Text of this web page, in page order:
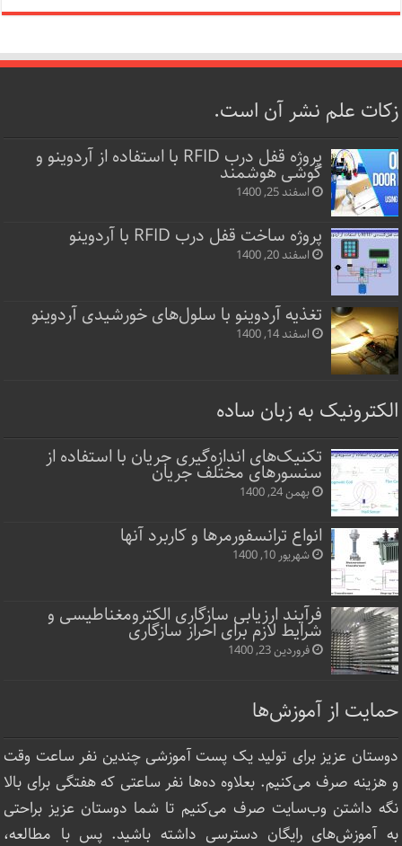
زکات علم نشر آن است.
پروژه قفل‌ درب RFID با استفاده از آردوینو و
گوشی هوشمند
اسفند 25, 1400
پروژه ساخت قفل‌ درب RFID با آردوینو
اسفند 20, 1400
تغذیه آردوینو با سلول‌های خورشیدی آردوینو
اسفند 14, 1400
الکترونیک به زبان ساده
تکنیک‌های اندازه‌گیری جریان با استفاده از
سنسورهای مختلف جریان
بهمن 24, 1400
انواع ترانسفورمرها و کاربرد آنها
شهریور 10, 1400
فرآیند ارزیابی سازگاری الکترومغناطیسی و
شرایط لازم برای احراز سازگاری
فروردین 23, 1400
حمایت از آموزش‌ها
دوستان عزیز برای تولید یک پست آموزشی چندین نفر ساعت‌ وقت
و هزینه صرف می‌کنیم. بعلاوه ده‌ها نفر ساعتی که هفتگی برای بالا
نگه داشتن وب‌سایت صرف ‌می‌کنیم تا شما دوستان عزیز براحتی
به آموزش‌های رایگان دسترسی داشته باشید. پس با مطالعه،